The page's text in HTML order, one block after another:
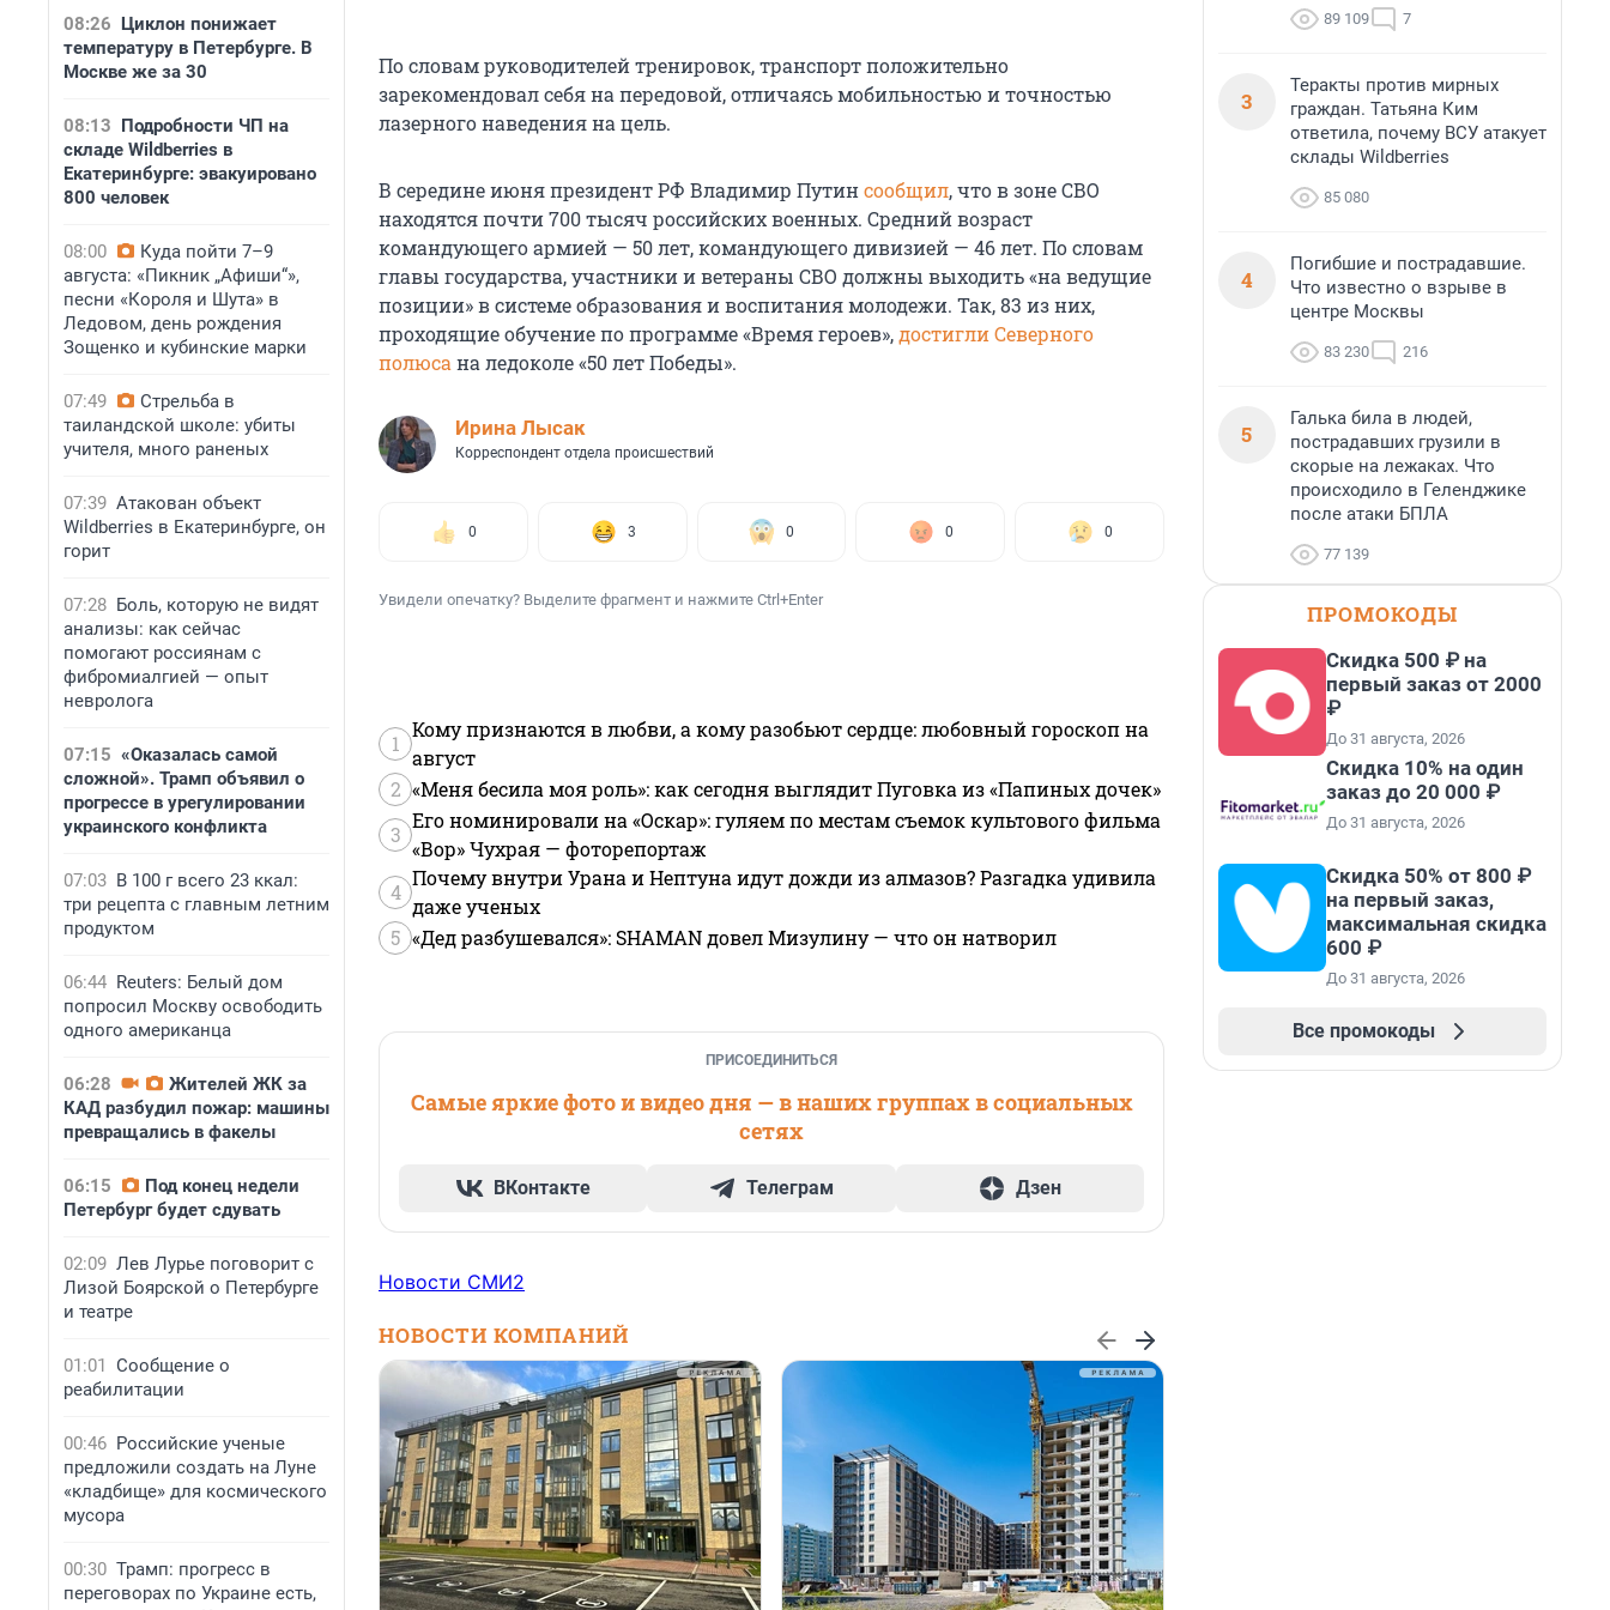
08:26 Циклон понижает
температуру в Петербурге. В
Москве же за 30
08:13 Подробности ЧП на
складе Wildberries в
Екатеринбурге: эвакуировано
800 человек
08:00
Куда пойти 7–9
августа: «Пикник „Афиши“»,
песни «Короля и Шута» в
Ледовом, день рождения
Зощенко и кубинские марки
07:49
Стрельба в
таиландской школе: убиты
учителя, много раненых
07:39 Атакован объект
Wildberries в Екатеринбурге, он
горит
07:28 Боль, которую не видят
анализы: как сейчас
помогают россиянам с
фибромиалгией — опыт
невролога
07:15 «Оказалась самой
сложной». Трамп объявил о
прогрессе в урегулировании
украинского конфликта
07:03 В 100 г всего 23 ккал:
три рецепта с главным летним
продуктом
06:44 Reuters: Белый дом
попросил Москву освободить
одного американца
06:28
Жителей ЖК за
КАД разбудил пожар: машины
превращались в факелы
06:15
Под конец недели
Петербург будет сдувать
02:09 Лев Лурье поговорит с
Лизой Боярской о Петербурге
и театре
01:01 Сообщение о
реабилитации
00:46 Российские ученые
предложили создать на Луне
«кладбище» для космического
мусора
00:30 Трамп: прогресс в
переговорах по Украине есть,
По словам руководителей тренировок, транспорт положительно
зарекомендовал себя на передовой, отличаясь мобильностью и точностью
лазерного наведения на цель.
В середине июня президент РФ Владимир Путинсообщил, что в зоне СВО
находятся почти 700 тысяч российских военных. Средний возраст
командующего армией — 50 лет, командующего дивизией — 46 лет. По словам
главы государства, участники и ветераны СВО должны выходить «на ведущие
позиции» в системе образования и воспитания молодежи. Так, 83 из них,
проходящие обучение по программе «Время героев»,достигли Северного
полюса на ледоколе «50 лет Победы».
Ирина Лысак
Корреспондент отдела происшествий
0 3 0 0 0
Увидели опечатку? Выделите фрагмент и нажмите Ctrl+Enter
1
Кому признаются в любви, а кому разобьют сердце: любовный гороскоп на
август
2 «Меня бесила моя роль»: как сегодня выглядит Пуговка из «Папиных дочек»
3
Его номинировали на «Оскар»: гуляем по местам съемок культового фильма
«Вор» Чухрая — фоторепортаж
4
Почему внутри Урана и Нептуна идут дожди из алмазов? Разгадка удивила
даже ученых
5 «Дед разбушевался»: SHAMAN довел Мизулину — что он натворил
ПРИСОЕДИНИТЬСЯ
Самые яркие фото и видео дня — в наших группах в социальных
сетях
ВКонтакте Телеграм Дзен
Новости СМИ2
НОВОСТИ КОМПАНИЙ
89 109 7
3
Теракты против мирных
граждан. Татьяна Ким
ответила, почему ВСУ атакует
склады Wildberries
85 080
4
Погибшие и пострадавшие.
Что известно о взрыве в
центре Москвы
83 230 216
5
Галька била в людей,
пострадавших грузили в
скорые на лежаках. Что
происходило в Геленджике
после атаки БПЛА
77 139
ПРОМОКОДЫ
Скидка 500 ₽ на
первый заказ от 2000
₽
До 31 августа, 2026
Скидка 10% на один
заказ до 20 000 ₽
До 31 августа, 2026
Скидка 50% от 800 ₽
на первый заказ,
максимальная скидка
600 ₽
До 31 августа, 2026
Все промокоды